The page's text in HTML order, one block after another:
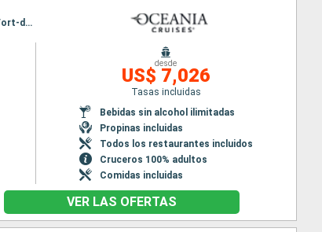
Itinerario : Miami, Gran Caiman, Ocho Rios, Aruba, Willemstad(Curaçao), Kralendjik (Bonaire), Grenada, Fort-de-France, Philipsburg, Miami
desde
US$ 7,026
Tasas incluidas
Bebidas sin alcohol ilimitadas
Propinas incluidas
Todos los restaurantes incluidos
Cruceros 100% adultos
Comidas incluidas
VER LAS OFERTAS